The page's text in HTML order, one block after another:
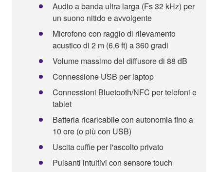
Audio a banda ultra larga (Fs 32 kHz) per
un suono nitido e avvolgente
Microfono con raggio di rilevamento
acustico di 2 m (6,6 ft) a 360 gradi
Volume massimo del diffusore di 88 dB
Connessione USB per laptop
Connessioni Bluetooth/NFC per telefoni e
tablet
Batteria ricaricabile con autonomia fino a
10 ore (o più con USB)
Uscita cuffie per l'ascolto privato
Pulsanti intuitivi con sensore touch